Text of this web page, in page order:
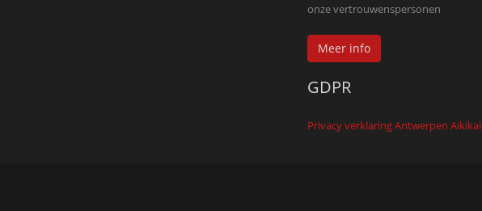
onze vertrouwenspersonen
Meer info
GDPR
Privacy verklaring Antwerpen Aikikai